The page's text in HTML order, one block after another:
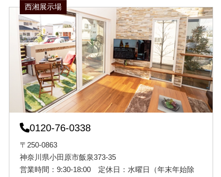
西湘展示場
0120-76-0338
〒250-0863
神奈川県小田原市飯泉373-35
営業時間：9:30-18:00 定休日：水曜日（年末年始除